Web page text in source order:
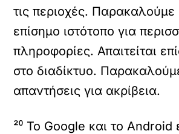
τις περιοχές. Παρακαλούμε
επίσημο ιστότοπο για
πληροφορίες. Απαιτείται
στο διαδίκτυο.
απαντήσεις για ακρίβεια.
²⁰ Το Google και το Android